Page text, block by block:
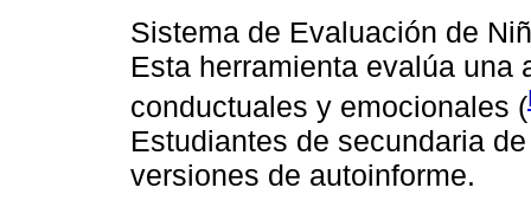
Sistema de Evaluación de
Esta herramienta evalúa una
conductuales y emocionales (
Estudiantes de secundaria
versiones de autoinforme.